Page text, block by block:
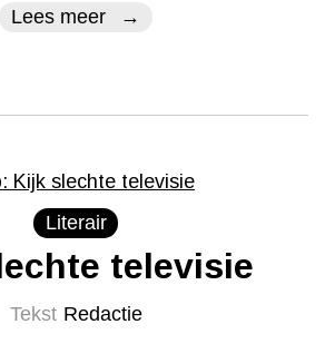
Lees meer
Literair
televisie
Tekst Redactie